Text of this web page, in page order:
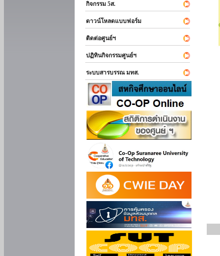
กิจกรรม 5ส.
ดาวน์โหลดแบบฟอร์ม
ติดต่อศูนย์ฯ
ปฏิทินกิจกรรมศูนย์ฯ
ระบบสารบรรณ มทส.